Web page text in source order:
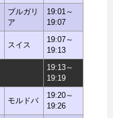
ブルガリ
ア
19:01～
19:07
スイス
19:07～
19:13
19:13～
19:19
モルドバ
19:20～
19:26